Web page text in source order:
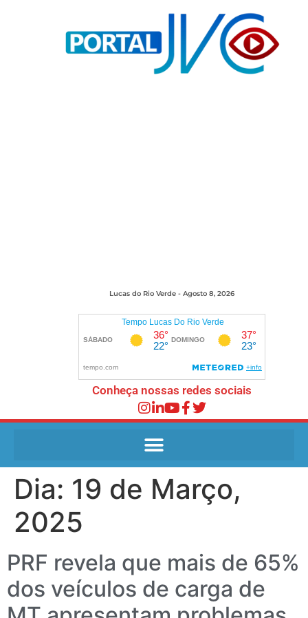
Lucas do Rio Verde - Agosto 8, 2026
Conheça nossas redes sociais
Dia: 19 de Março,
2025
PRF revela que mais de 65%
dos veículos de carga de